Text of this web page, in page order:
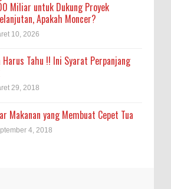
Miliar untuk Dukung Proyek
Apakah Moncer?
10, 2026
Harus Tahu !! Ini Syarat Perpanjang
29, 2018
Makanan yang Membuat Cepet Tua
4, 2018